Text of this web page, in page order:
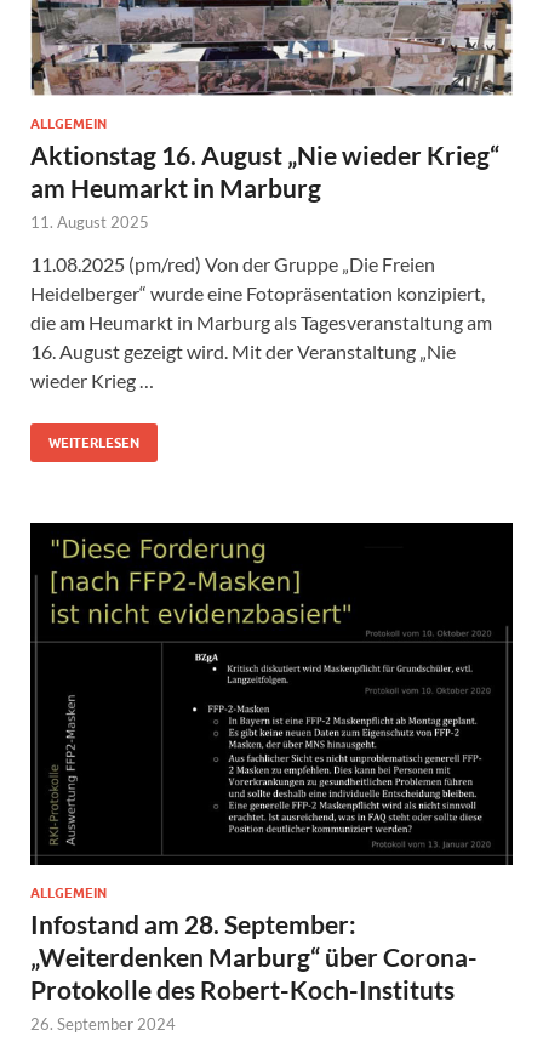
ALLGEMEIN
Aktionstag 16. August „Nie wieder Krieg“
am Heumarkt in Marburg
11. August 2025
11.08.2025 (pm/red) Von der Gruppe „Die Freien
Heidelberger“ wurde eine Fotopräsentation konzipiert,
die am Heumarkt in Marburg als Tagesveranstaltung am
16. August gezeigt wird. Mit der Veranstaltung „Nie
wieder Krieg …
WEITERLESEN
ALLGEMEIN
Infostand am 28. September:
„Weiterdenken Marburg“ über Corona-
Protokolle des Robert-Koch-Instituts
26. September 2024